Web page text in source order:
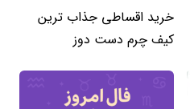
خرید اقساطی جذاب ترین
کیف چرم دست دوز